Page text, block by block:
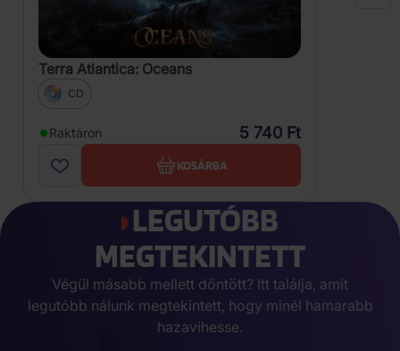
Terra Atlantica: Oceans
CD
Raktáron 5 740 Ft
KOSÁRBA
LEGUTÓBB
MEGTEKINTETT
Végül másabb mellett döntött? Itt találja, amit
legutóbb nálunk megtekintett, hogy minél hamarabb
hazavihesse.